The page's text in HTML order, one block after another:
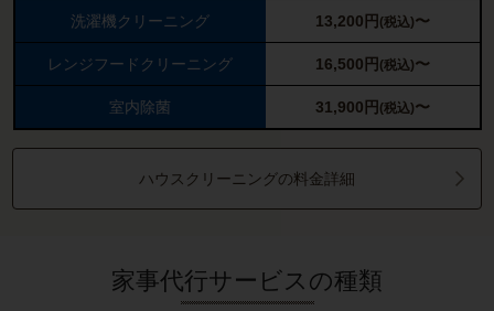
洗濯機クリーニング 13,200 円 (税込)〜
レンジフードクリーニング 16,500 円 (税込)〜
室内除菌 31,900 円 (税込)〜
ハウスクリーニングの料金詳細
家事代行サービスの種類